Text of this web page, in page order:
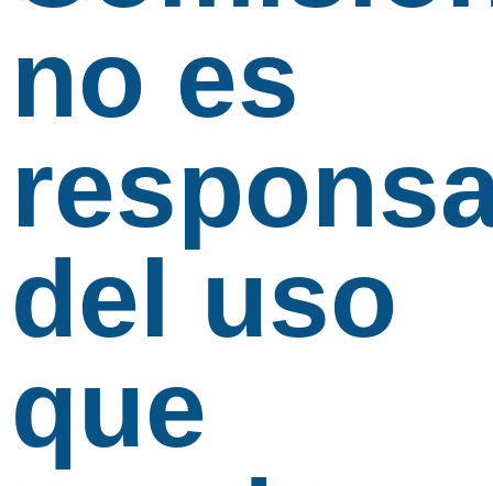
no es
del uso
que